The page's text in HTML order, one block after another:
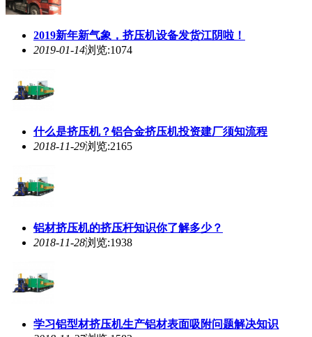
2019新年新气象， 挤压机设备发货江阴啦！
2019-01-14浏览:1074
什么是挤压机？铝合金挤压机投资建厂须知流程
2018-11-29浏览:2165
铝材挤压机的挤压杆知识你了解多少？
2018-11-28浏览:1938
学习铝型材挤压机生产铝材表面吸附问题解决知识